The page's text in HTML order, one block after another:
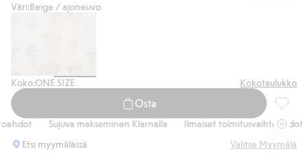
Väri:Beige / ajoneuvo
Koko:ONE SIZE Kokotaulukko
Osta
Sujuva maksaminen Klarnalla Ilmaiset toimitusvaihtoehdot
Etsi myymälässä
Valitse Myymälä